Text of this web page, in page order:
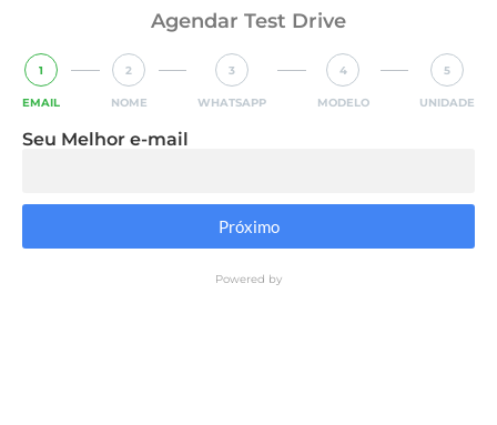
Agendar Test Drive
1
EMAIL
2
NOME
3
WHATSAPP
4
MODELO
5
UNIDADE
Seu Melhor e-mail
Próximo
Powered by